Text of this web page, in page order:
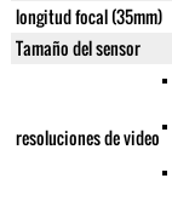
longitud focal (35mm)
Tamaño del sensor
resoluciones de video